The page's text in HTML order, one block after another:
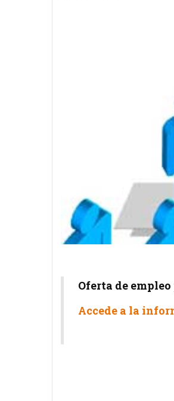
Oferta de
Accede a la